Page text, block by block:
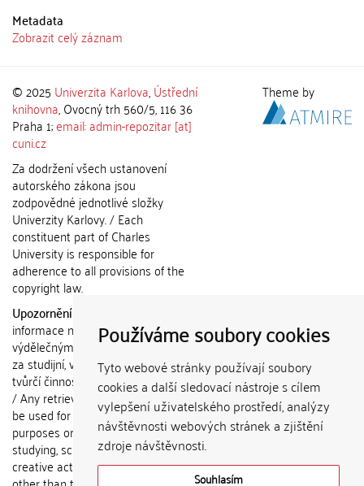
Používáme soubory cookies
Tyto webové stránky používají soubory
cookies a další sledovací nástroje s cílem
vylepšení uživatelského prostředí, analýzy
návštěvnosti webových stránek a zjištění
zdroje návštěvnosti.
Souhlasím
Metadata
Zobrazit celý záznam
© 2025 Univerzita Karlova,Ústřední
knihovna, Ovocný trh 560/5, 116 36
Praha 1;email: admin-repozitar [at]
cuni.cz
Za dodržení všech ustanovení
autorského zákona jsou
zodpovědné jednotlivé složky
Univerzity Karlovy. / Each
constituent part of Charles
University is responsible for
adherence to all provisions of the
copyright law.
Upozornění / Notice:
informace nemohou být použity k
výdělečným účelům nebo vydávány
za studijní, vědeckou nebo jinou
tvůrčí činnost jiné osoby než autora.
/ Any retrieved information shall not
be used for any commercial
purposes or claimed as results of
studying, scientific or any other
creative activities of any person
Theme by